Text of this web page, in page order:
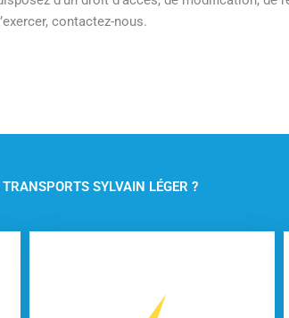
contactez-nous.
SYLVAIN LÉGER ?